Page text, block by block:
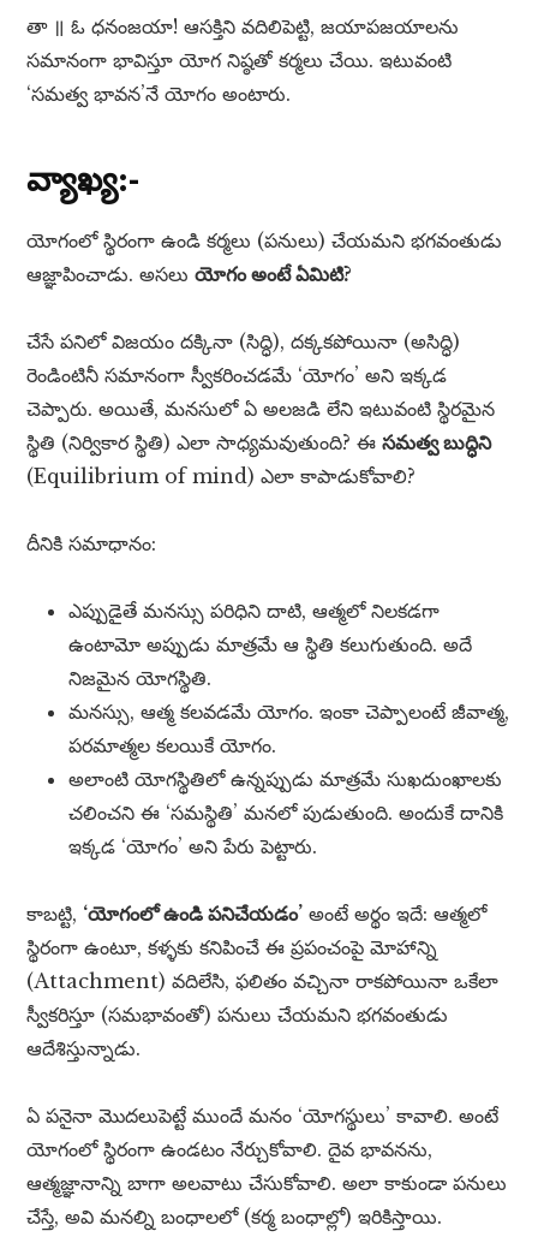
తా ॥ ఓ ధనంజయా! ఆసక్తిని వదిలిపెట్టి, జయాపజయాలను
సమానంగా భావిస్తూ యోగ నిష్ఠతో కర్మలు చేయి. ఇటువంటి
‘సమత్వ భావన’నే యోగం అంటారు.
వ్యాఖ్య:-
యోగంలో స్థిరంగా ఉండి కర్మలు (పనులు) చేయమని భగవంతుడు
ఆజ్ఞాపించాడు. అసలుయోగం అంటే ఏమిటి?
చేసే పనిలో విజయం దక్కినా (సిద్ధి), దక్కకపోయినా (అసిద్ధి)
రెండింటినీ సమానంగా స్వీకరించడమే ‘యోగం’ అని ఇక్కడ
చెప్పారు. అయితే, మనసులో ఏ అలజడి లేని ఇటువంటి స్థిరమైన
స్థితి (నిర్వికార స్థితి) ఎలా సాధ్యమవుతుంది? ఈసమత్వ బుద్ధిని
(Equilibrium of mind) ఎలా కాపాడుకోవాలి?
దీనికి సమాధానం:
ఎప్పుడైతే మనస్సు పరిధిని దాటి, ఆత్మలో నిలకడగా
ఉంటామో అప్పుడు మాత్రమే ఆ స్థితి కలుగుతుంది. అదే
నిజమైన యోగస్థితి.
మనస్సు, ఆత్మ కలవడమే యోగం. ఇంకా చెప్పాలంటే జీవాత్మ,
పరమాత్మల కలయికే యోగం.
అలాంటి యోగస్థితిలో ఉన్నప్పుడు మాత్రమే సుఖదుంఖాలకు
చలించని ఈ ‘సమస్థితి’ మనలో పుడుతుంది. అందుకే దానికి
ఇక్కడ ‘యోగం’ అని పేరు పెట్టారు.
కాబట్టి, ‘యోగంలో ఉండి పనిచేయడం’ అంటే అర్థం ఇదే: ఆత్మలో
స్థిరంగా ఉంటూ, కళ్ళకు కనిపించే ఈ ప్రపంచంపై మోహాన్ని
(Attachment) వదిలేసి, ఫలితం వచ్చినా రాకపోయినా ఒకేలా
స్వీకరిస్తూ (సమభావంతో) పనులు చేయమని భగవంతుడు
ఆదేశిస్తున్నాడు.
ఏ పనైనా మొదలుపెట్టే ముందే మనం ‘యోగస్థులు’ కావాలి. అంటే
యోగంలో స్థిరంగా ఉండటం నేర్చుకోవాలి. దైవ భావనను,
ఆత్మజ్ఞానాన్ని బాగా అలవాటు చేసుకోవాలి. అలా కాకుండా పనులు
చేస్తే, అవి మనల్ని బంధాలలో (కర్మ బంధాల్లో) ఇరికిస్తాయి.